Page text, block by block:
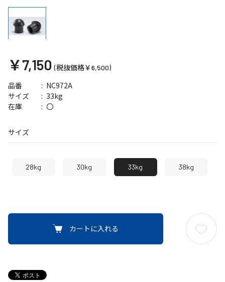
￥7,150 (税抜価格￥6,500)
品番 NC972A
サイズ 33kg
在庫 〇
サイズ
28kg 30kg 33kg 38kg
カートに入れる